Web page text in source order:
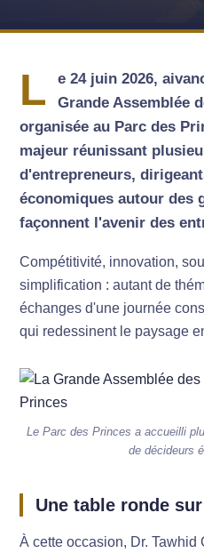
L
e 24 juin 2026,
Grande Assemblée
organisée au Parc des
majeur réunissant
d'entrepreneurs,
économiques autour des
façonnent l'avenir des
Compétitivité, innovation,
simplification : autant de
échanges d'une journée
qui redessinent le paysage
Le Parc des Princes a accueilli
de décideurs
Une table ronde
À cette occasion, Dr.